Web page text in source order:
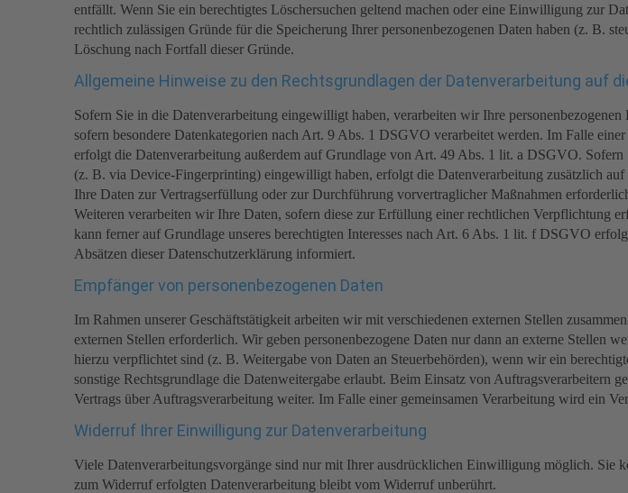
entfällt. Wenn Sie ein berechtigtes Löschersuchen geltend machen oder eine Einwilligung zur
rechtlich zulässigen Gründe für die Speicherung Ihrer personenbezogenen Daten haben (z. B.
Löschung nach Fortfall dieser Gründe.
Allgemeine Hinweise zu den Rechtsgrundlagen der Datenverarbeitung auf
Sofern Sie in die Datenverarbeitung eingewilligt haben, verarbeiten wir Ihre
sofern besondere Datenkategorien nach Art. 9 Abs. 1 DSGVO verarbeitet werden. Im Falle
erfolgt die Datenverarbeitung außerdem auf Grundlage von Art. 49 Abs. 1 lit. a DSGVO.
(z. B. via Device-Fingerprinting) eingewilligt haben, erfolgt die Datenverarbeitung zusätzlich
Ihre Daten zur Vertragserfüllung oder zur Durchführung vorvertraglicher Maßnahmen
Weiteren verarbeiten wir Ihre Daten, sofern diese zur Erfüllung einer rechtlichen
kann ferner auf Grundlage unseres berechtigten Interesses nach Art. 6 Abs. 1 lit. f DSGVO
Absätzen dieser Datenschutzerklärung informiert.
Empfänger von personenbezogenen Daten
Im Rahmen unserer Geschäftstätigkeit arbeiten wir mit verschiedenen externen Stellen
externen Stellen erforderlich. Wir geben personenbezogene Daten nur dann an externe Stellen
hierzu verpflichtet sind (z. B. Weitergabe von Daten an Steuerbehörden), wenn wir ein
sonstige Rechtsgrundlage die Datenweitergabe erlaubt. Beim Einsatz von Auftragsverarbeitern
Vertrags über Auftragsverarbeitung weiter. Im Falle einer gemeinsamen Verarbeitung wird ein
Widerruf Ihrer Einwilligung zur Datenverarbeitung
Viele Datenverarbeitungsvorgänge sind nur mit Ihrer ausdrücklichen Einwilligung möglich.
zum Widerruf erfolgten Datenverarbeitung bleibt vom Widerruf unberührt.